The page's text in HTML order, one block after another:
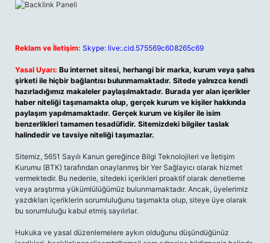
Reklam ve İletişim: Skype: live:.cid.575569c608265c69
Yasal Uyarı: Bu internet sitesi, herhangi bir marka, kurum veya şahıs
şirketi ile hiçbir bağlantısı bulunmamaktadır. Sitede yalnızca kendi
hazırladığımız makaleler paylaşılmaktadır. Burada yer alan içerikler
haber niteliği taşımamakta olup, gerçek kurum ve kişiler hakkında
paylaşım yapılmamaktadır. Gerçek kurum ve kişiler ile isim
benzerlikleri tamamen tesadüfidir. Sitemizdeki bilgiler taslak
halindedir ve tavsiye niteliği taşımazlar.
Sitemiz, 5651 Sayılı Kanun gereğince Bilgi Teknolojileri ve İletişim
Kurumu (BTK) tarafından onaylanmış bir Yer Sağlayıcı olarak hizmet
vermektedir. Bu nedenle, sitedeki içerikleri proaktif olarak denetleme
veya araştırma yükümlülüğümüz bulunmamaktadır. Ancak, üyelerimiz
yazdıkları içeriklerin sorumluluğunu taşımakta olup, siteye üye olarak
bu sorumluluğu kabul etmiş sayılırlar.
Hukuka ve yasal düzenlemelere aykırı olduğunu düşündüğünüz